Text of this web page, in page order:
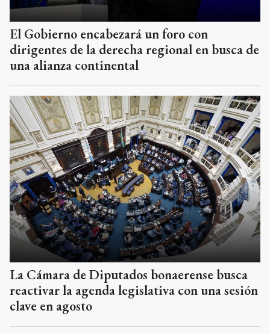
El Gobierno encabezará un foro con
dirigentes de la derecha regional en busca de
una alianza continental
La Cámara de Diputados bonaerense busca
reactivar la agenda legislativa con una sesión
clave en agosto